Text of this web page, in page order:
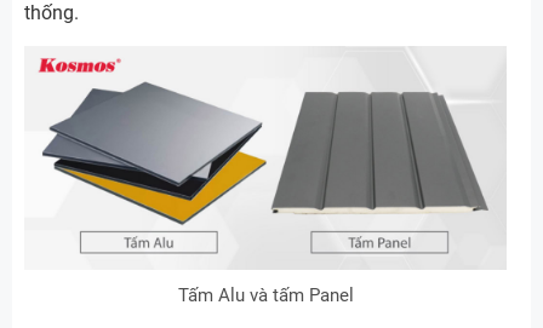
thống.
Tấm Alu và tấm Panel